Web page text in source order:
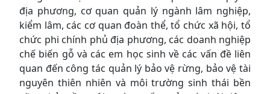
địa phương, cơ quan quản lý ngành lâm nghiệp,
kiểm lâm, các cơ quan đoàn thể, tổ chức xã hội, tổ
chức phi chính phủ địa phương, các doanh nghiệp
chế biến gỗ và các em học sinh về các vấn đề liên
quan đến công tác quản lý bảo vệ rừng, bảo vệ tài
nguyên thiên nhiên và môi trường sinh thái bền